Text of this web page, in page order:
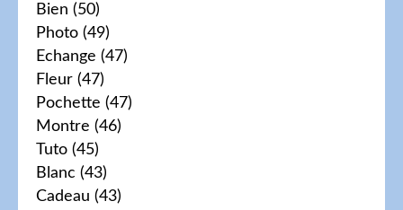
Bien (50)
Photo (49)
Echange (47)
Fleur (47)
Pochette (47)
Montre (46)
Tuto (45)
Blanc (43)
Cadeau (43)